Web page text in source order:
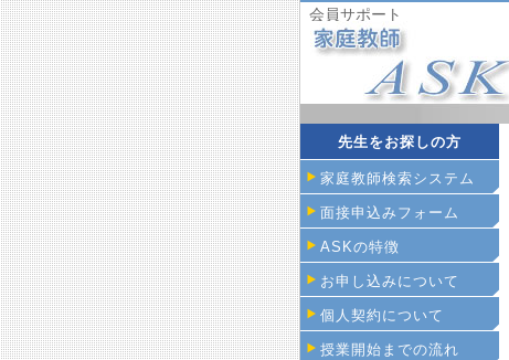
会員サポート
先生をお探しの方
家庭教師検索システム
面接申込みフォーム
ASKの特徴
お申し込みについて
個人契約について
授業開始までの流れ